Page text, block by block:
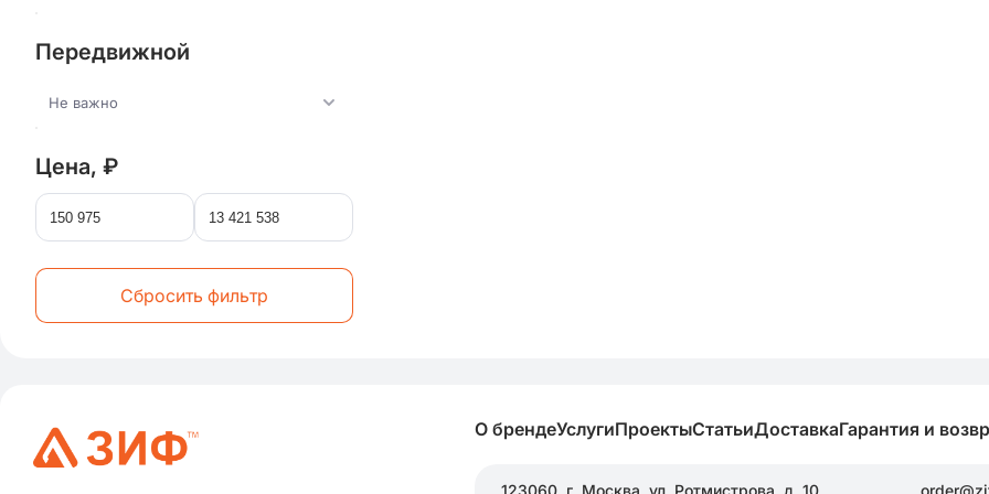
Передвижной
Не важно
Цена, ₽
Сбросить фильтр
О брендеУслугиПроектыСтатьиДоставкаГарантия и
123060, г. Москва, ул. Ротмистрова, д. 10